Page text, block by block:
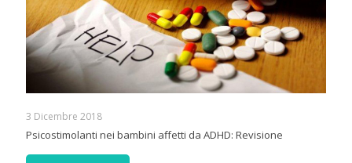
3 Dicembre 2018
Psicostimolanti nei bambini affetti da ADHD: Revisione